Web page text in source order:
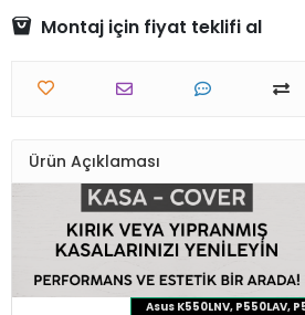
Montaj için fiyat teklifi al
Ürün Açıklaması
Asus K550LNV, P550LAV,